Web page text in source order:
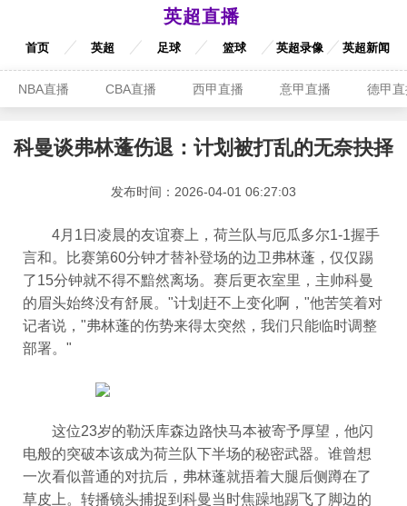
英超直播
首页 英超 足球 篮球 英超录像 英超新闻
NBA直播 CBA直播 西甲直播 意甲直播 德甲
科曼谈弗林蓬伤退：计划被打乱的无奈抉择
发布时间：2026-04-01 06:27:03
4月1日凌晨的友谊赛上，荷兰队与厄瓜多尔1-1握手
言和。比赛第60分钟才替补登场的边卫弗林蓬，仅仅踢
了15分钟就不得不黯然离场。赛后更衣室里，主帅科曼
的眉头始终没有舒展。"计划赶不上变化啊，"他苦笑着对
记者说，"弗林蓬的伤势来得太突然，我们只能临时调整
部署。"
这位23岁的勒沃库森边路快马本被寄予厚望，他闪
电般的突破本该成为荷兰队下半场的秘密武器。谁曾想
一次看似普通的对抗后，弗林蓬就捂着大腿后侧蹲在了
草皮上。转播镜头捕捉到科曼当时焦躁地踢飞了脚边的